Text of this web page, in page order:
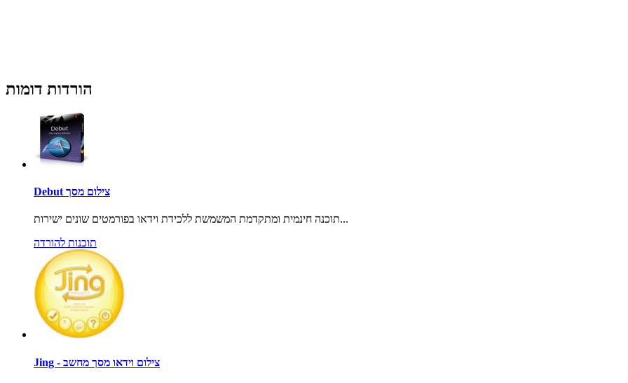
הורדות דומות
Debut צילום מסך
תוכנה חינמית ומתקדמת המשמשת ללכידת וידאו בפורמטים שונים ישירות...
תוכנות להורדה
Jing - צילום וידאו מסך מחשב